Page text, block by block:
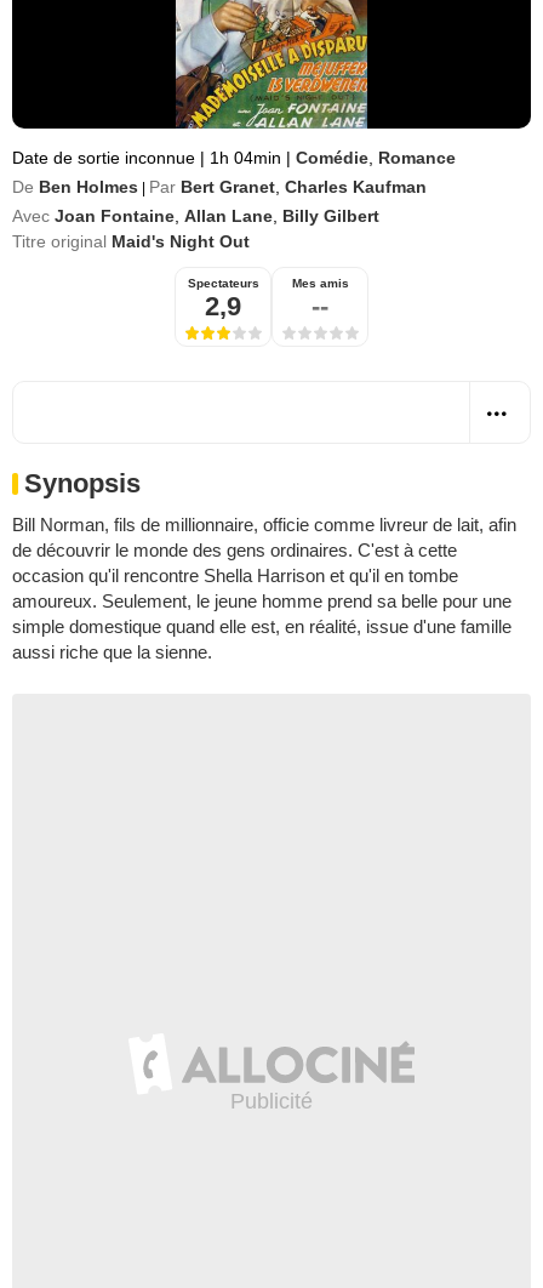
Date de sortie inconnue | 1h 04min | Comédie Romance
De Ben Holmes Par Bert Granet Charles Kaufman
Avec Joan Fontaine Allan Lane Billy Gilbert
Titre original Maid's Night Out
Spectateurs
2,9
Mes amis
--
Synopsis
Bill Norman, fils de millionnaire, officie comme livreur de lait, afin
de découvrir le monde des gens ordinaires. C'est à cette
occasion qu'il rencontre Shella Harrison et qu'il en tombe
amoureux. Seulement, le jeune homme prend sa belle pour une
simple domestique quand elle est, en réalité, issue d'une famille
aussi riche que la sienne.